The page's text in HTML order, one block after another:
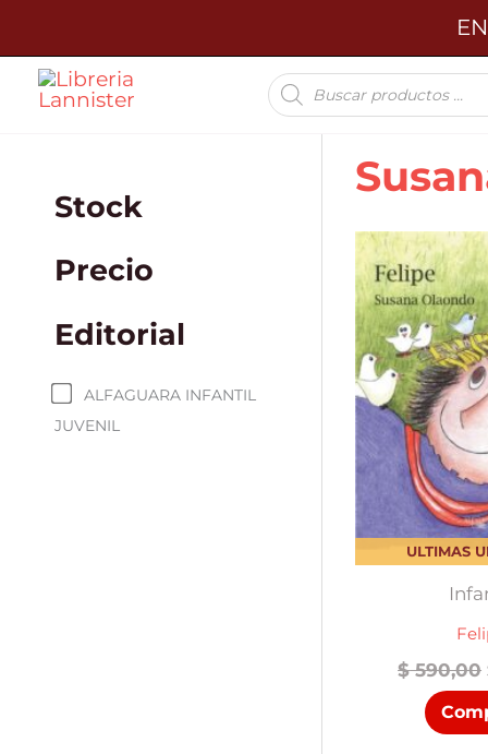
al
contenido
Búsqueda
de
productos
Stock
Precio
Editorial
ALFAGUARA INFANTIL
JUVENIL
ULTIMAS
$590,00